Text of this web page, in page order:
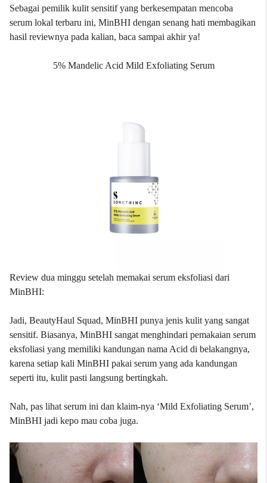
Sebagai pemilik kulit sensitif yang berkesempatan mencoba
serum lokal terbaru ini, MinBHI dengan senang hati membagikan
hasil reviewnya pada kalian, baca sampai akhir ya!
5% Mandelic Acid Mild Exfoliating Serum
Review dua minggu setelah memakai serum eksfoliasi dari
MinBHI:
Jadi, BeautyHaul Squad, MinBHI punya jenis kulit yang sangat
sensitif. Biasanya, MinBHI sangat menghindari pemakaian serum
eksfoliasi yang memiliki kandungan nama Acid di belakangnya,
karena setiap kali MinBHI pakai serum yang ada kandungan
seperti itu, kulit pasti langsung bertingkah.
Nah, pas lihat serum ini dan klaim-nya ‘Mild Exfoliating Serum’,
MinBHI jadi kepo mau coba juga.